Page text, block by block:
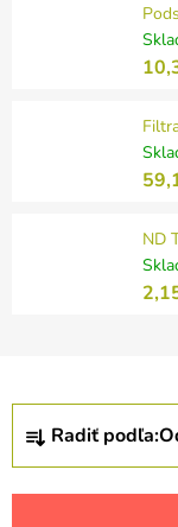
ND
R
d
e
Radiť podľa: